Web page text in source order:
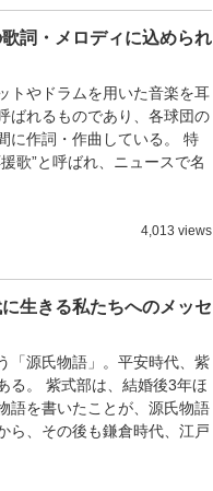
詞・メロディに込められ
トやドラムを用いた音楽を耳
ばれるものであり、各球団の
に作詞・作曲している。 特
歌”と呼ばれ、ニュースで名
4,013 views
生きる私たちへのメッセ
「源氏物語」。平安時代、紫
る。 紫式部は、結婚後3年ほ
語を書いたことが、源氏物語
ら、その後も鎌倉時代、江戸